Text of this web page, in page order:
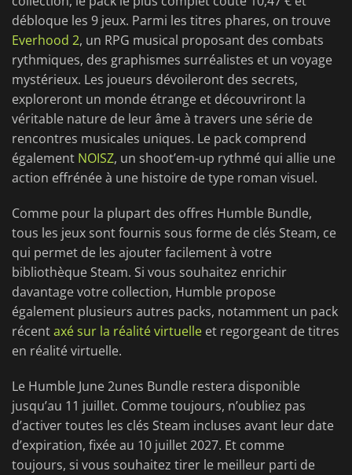
débloque les 9 jeux. Parmi les titres phares, on trouve
Everhood 2, un RPG musical proposant des combats
rythmiques, des graphismes surréalistes et un voyage
mystérieux. Les joueurs dévoileront des secrets,
exploreront un monde étrange et découvriront la
véritable nature de leur âme à travers une série de
rencontres musicales uniques. Le pack comprend
également NOISZ, un shoot’em-up rythmé qui allie une
action effrénée à une histoire de type roman visuel.
Comme pour la plupart des offres Humble Bundle,
tous les jeux sont fournis sous forme de clés Steam, ce
qui permet de les ajouter facilement à votre
bibliothèque Steam. Si vous souhaitez enrichir
davantage votre collection, Humble propose
également plusieurs autres packs, notamment un pack
récentaxé sur la réalité virtuelle et regorgeant de titres
en réalité virtuelle.
Le Humble June 2unes Bundle restera disponible
jusqu’au 11 juillet. Comme toujours, n’oubliez pas
d’activer toutes les clés Steam incluses avant leur date
d’expiration, fixée au 10 juillet 2027. Et comme
toujours, si vous souhaitez tirer le meilleur parti de